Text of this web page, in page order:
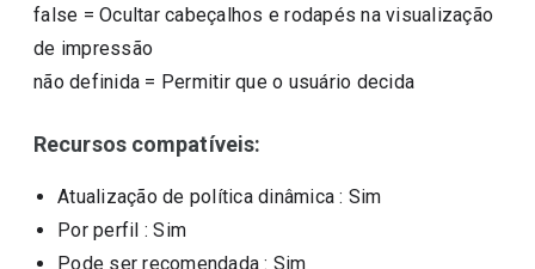
false =Ocultar cabeçalhos e rodapés na visualização
de impressão
não definida = Permitir que o usuário decida
Recursos compatíveis:
Atualização de política dinâmica : Sim
Por perfil : Sim
Pode ser recomendada : Sim